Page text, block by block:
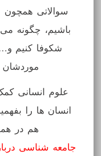
سوالاتی همچون
باشیم، چگونه می
شکوفا کنیم و…
موردشان
علوم انسانی
انسان ها را
هم در
جامعه شناسی